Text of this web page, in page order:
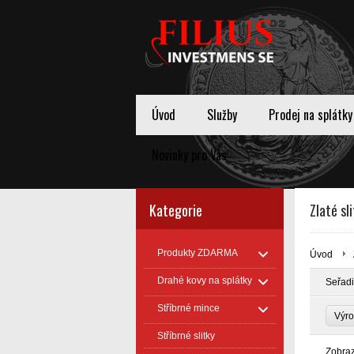
Úvod Služby Prodej na splátky
Novinky pro Vas
Kategorie
Produkty ZDARMA
Drahé kovy na splátky
Stříbrné mince
Stříbrné slitky
Zlaté
Úvod